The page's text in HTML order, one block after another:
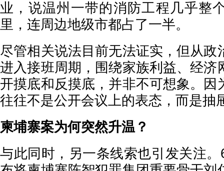
业，说温州一带的消防工程几乎整
里，连周边地级市都占了一半。
尽管相关说法目前无法证实，但从政
进入接班周期，围绕家族利益、经济
开摸底和反摸底，并非不可想象。因
往往不是公开会议上的表态，而是抽
柬埔寨案为何突然升温？
与此同时，另一条线索也引发关注